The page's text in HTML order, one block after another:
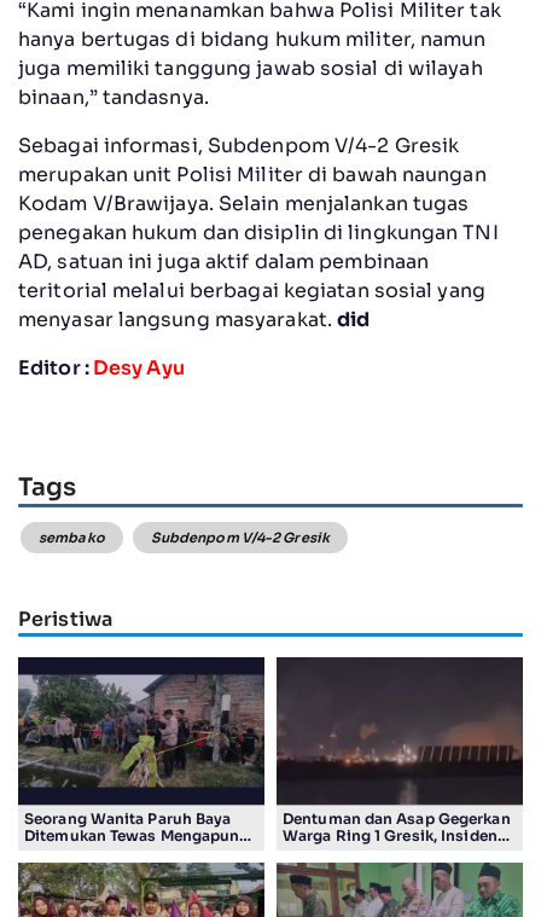
“Kami ingin menanamkan bahwa Polisi Militer tak
hanya bertugas di bidang hukum militer, namun
juga memiliki tanggung jawab sosial di wilayah
binaan,” tandasnya.
Sebagai informasi, Subdenpom V/4-2 Gresik
merupakan unit Polisi Militer di bawah naungan
Kodam V/Brawijaya. Selain menjalankan tugas
penegakan hukum dan disiplin di lingkungan TNI
AD, satuan ini juga aktif dalam pembinaan
teritorial melalui berbagai kegiatan sosial yang
menyasar langsung masyarakat.did
Editor :Desy Ayu
Tags
sembako Subdenpom V/4-2 Gresik
Peristiwa
Seorang Wanita Paruh Baya
Ditemukan Tewas Mengapung
Dentuman dan Asap Gegerkan
Warga Ring 1 Gresik, Insiden
Smelting